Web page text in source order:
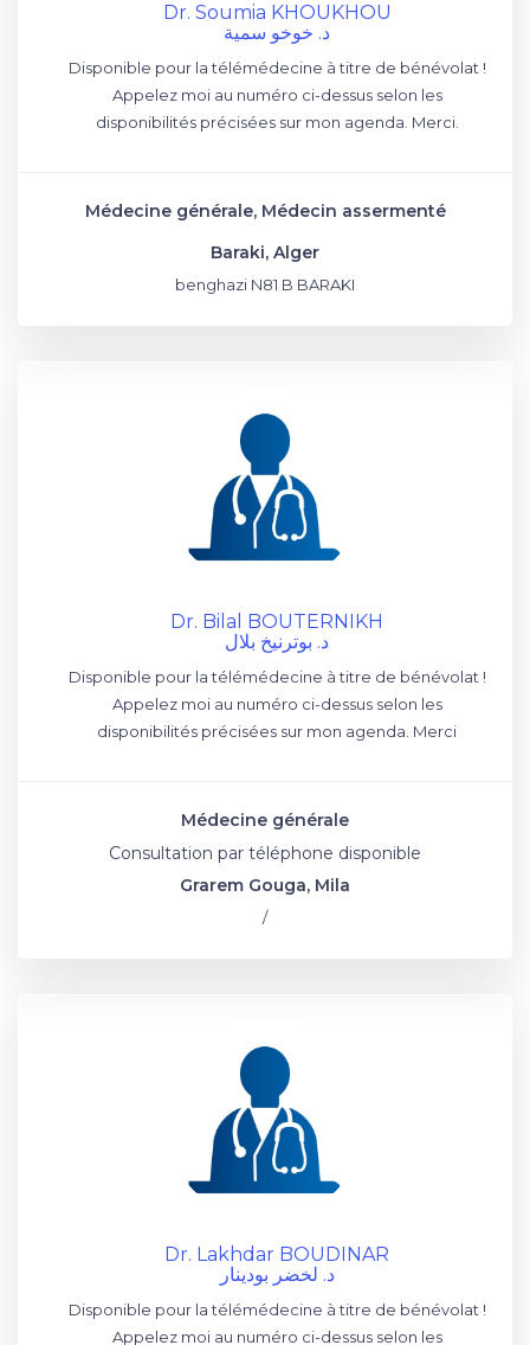
Dr. Soumia KHOUKHOU
د. خوخو سمية
Disponible pour la télémédecine à titre de bénévolat !
Appelez moi au numéro ci-dessus selon les
disponibilités précisées sur mon agenda. Merci.
Médecine générale, Médecin assermenté
Baraki, Alger
benghazi N81 B BARAKI
Dr. Bilal BOUTERNIKH
د. بوترنيخ بلال
Disponible pour la télémédecine à titre de bénévolat !
Appelez moi au numéro ci-dessus selon les
disponibilités précisées sur mon agenda. Merci
Médecine générale
Consultation par téléphone disponible
Grarem Gouga, Mila
/
Dr. Lakhdar BOUDINAR
د. لخضر بودينار
Disponible pour la télémédecine à titre de bénévolat !
Appelez moi au numéro ci-dessus selon les